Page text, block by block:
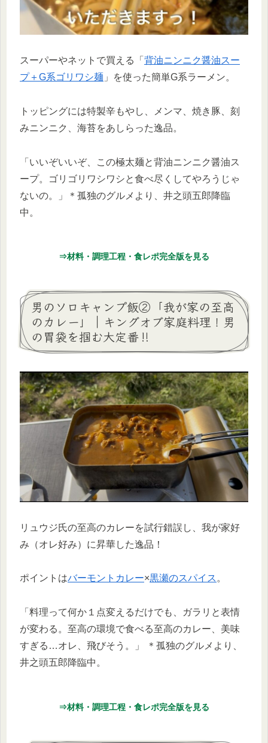
スーパーやネットで買える「 背油ニンニク醤油スー
プ＋G系ゴリワシ麺 」を使った簡単G系ラーメン。
トッピングには特製辛もやし、メンマ、焼き豚、刻
みニンニク、海苔をあしらった逸品。
「いいぞいいぞ、この極太麺と背油ニンニク醤油ス
ープ。ゴリゴリワシワシと食べ尽くしてやろうじゃ
ないの。」＊孤独のグルメより、井之頭五郎降臨
中。
⇒材料・調理工程・食レポ完全版を見る
男のソロキャンプ飯②「我が家の至高
のカレー」｜キングオブ家庭料理！男
の胃袋を掴む大定番‼
リュウジ氏の至高のカレーを試行錯誤し、我が家好
み（オレ好み）に昇華した逸品！
ポイントはバーモントカレー×黒瀬のスパイス。
「料理って何か１点変えるだけでも、ガラリと表情
が変わる。至高の環境で食べる至高のカレー、美味
すぎる…オレ、飛びそう。」 ＊孤独のグルメより、
井之頭五郎降臨中。
⇒材料・調理工程・食レポ完全版を見る